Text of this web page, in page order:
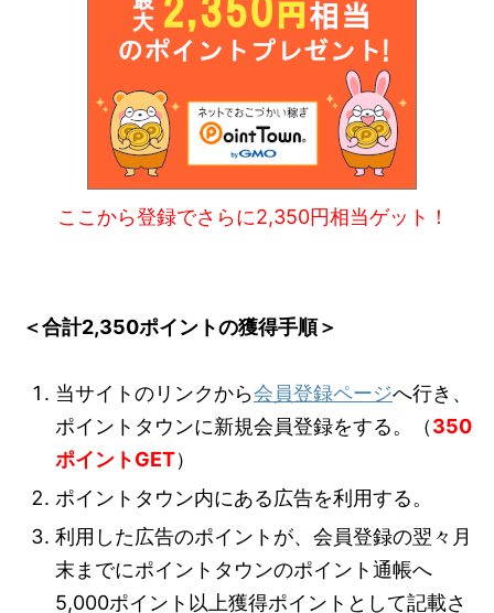
ここから登録でさらに2,350円相当ゲット！
＜合計2,350ポイントの獲得手順＞
当サイトのリンクから会員登録ページへ行き、
ポイントタウンに新規会員登録をする。（350
ポイントGET）
ポイントタウン内にある広告を利用する。
利用した広告のポイントが、会員登録の翌々月
末までにポイントタウンのポイント通帳へ
5,000ポイント以上獲得ポイントとして記載さ